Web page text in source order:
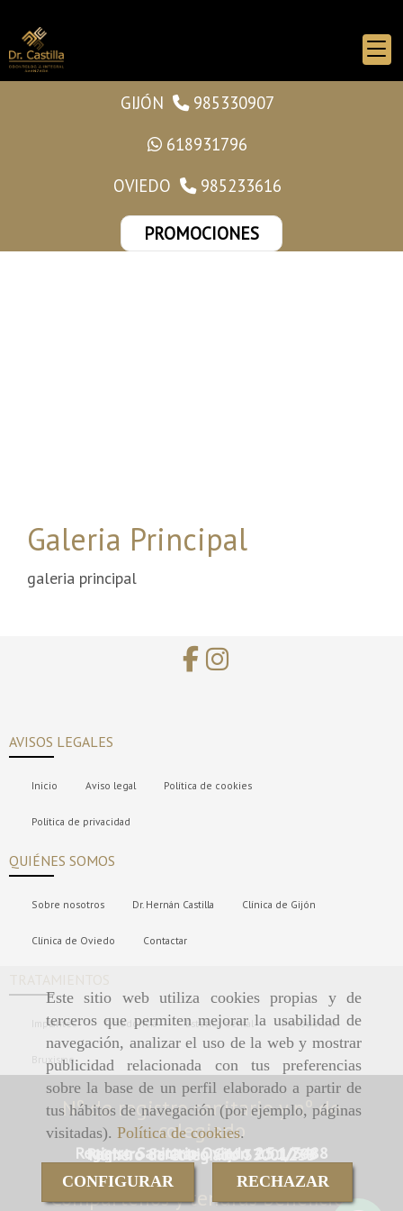
Este sitio web utiliza cookies propias y de
terceros que permiten mejorar la usabilidad de
navegación, analizar el uso de la web y mostrar
publicidad relacionada con tus preferencias
sobre la base de un perfil elaborado a partir de
tus hábitos de navegación (por ejemplo, páginas
visitadas). Política de cookies.
CONFIGURAR RECHAZAR
GIJÓN
985330907
618931796
OVIEDO
985233616
PROMOCIONES
Galeria Principal
galeria principal
AVISOS LEGALES
Inicio Aviso legal Política de cookies
Política de privacidad
QUIÉNES SOMOS
Sobre nosotros Dr. Hernán Castilla Clínica de Gijón
Clínica de Oviedo Contactar
Implantes Ortodoncia Estética dental Periodoncia
Bruxismo
Nº de registro sanitario y nº de
colegiado
Registro Sanitario Oviedo 2.5.1/3488
Registro Sanitario Gijón 2.5.1/708
Número de Colegiado 33001233
Compártenos y tendrás beneficios